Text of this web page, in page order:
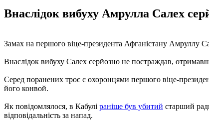
Внаслідок вибуху Амрулла Салех
Замах на першого віце-президента Афганістану Амруллу
Внаслідок вибуху Салех серйозно не постраждав,
Серед поранених троє є охоронцями першого віце-
його конвой.
Як повідомлялося, в Кабулі раніше був убитий старший
відповідальність за напад.